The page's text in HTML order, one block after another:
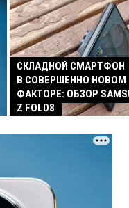
СКЛАДНОЙ СМАРТФОН
В СОВЕРШЕННО
ФАКТОРЕ: ОБЗОР
Z FOLD8